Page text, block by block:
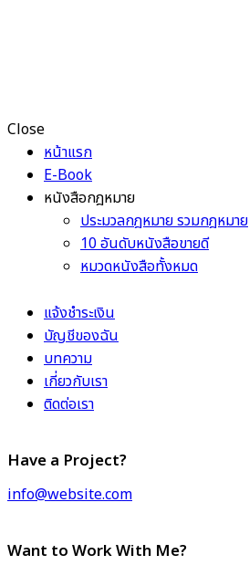
Close
หน้าแรก
E-Book
หนังสือกฎหมาย
ประมวลกฎหมาย รวมกฎหมาย
10 อันดับหนังสือขายดี
หมวดหนังสือทั้งหมด
แจ้งชำระเงิน
บัญชีของฉัน
บทความ
เกี่ยวกับเรา
ติดต่อเรา
Have a Project?
info@website.com
Want to Work With Me?